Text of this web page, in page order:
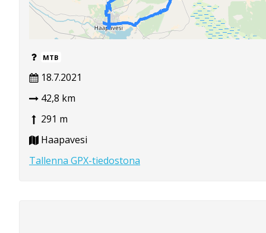
MTB
18.7.2021
42,8 km
291 m
Haapavesi
Tallenna GPX-tiedostona